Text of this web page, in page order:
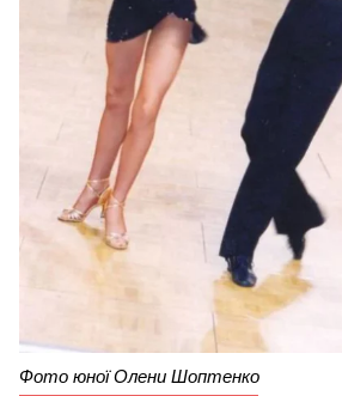
Фото юної Олени Шоптенко